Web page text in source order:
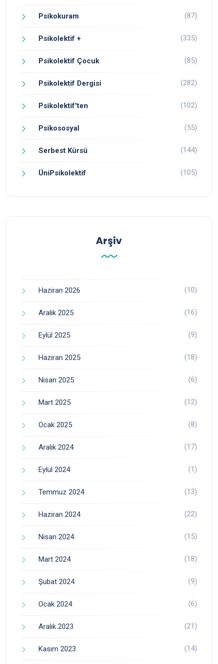
Psikokuram (87)
Psikolektif + (335)
Psikolektif Çocuk (85)
Psikolektif Dergisi (282)
Psikolektif'ten (102)
Psikososyal (55)
Serbest Kürsü (144)
ÜniPsikolektif (105)
Arşiv
Haziran 2026 (10)
Aralık 2025 (16)
Eylül 2025 (9)
Haziran 2025 (18)
Nisan 2025 (6)
Mart 2025 (12)
Ocak 2025 (8)
Aralık 2024 (17)
Eylül 2024 (1)
Temmuz 2024 (13)
Haziran 2024 (22)
Nisan 2024 (15)
Mart 2024 (18)
Şubat 2024 (9)
Ocak 2024 (6)
Aralık 2023 (21)
Kasım 2023 (14)